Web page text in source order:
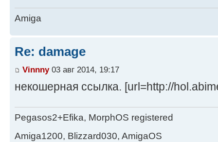
Amiga
Re: damage
Vinnny03 авг 2014, 19:17
некошерная ссылка. [url=http://
Pegasos2+Efika, MorphOS registered
Amiga1200, Blizzard030, AmigaOS